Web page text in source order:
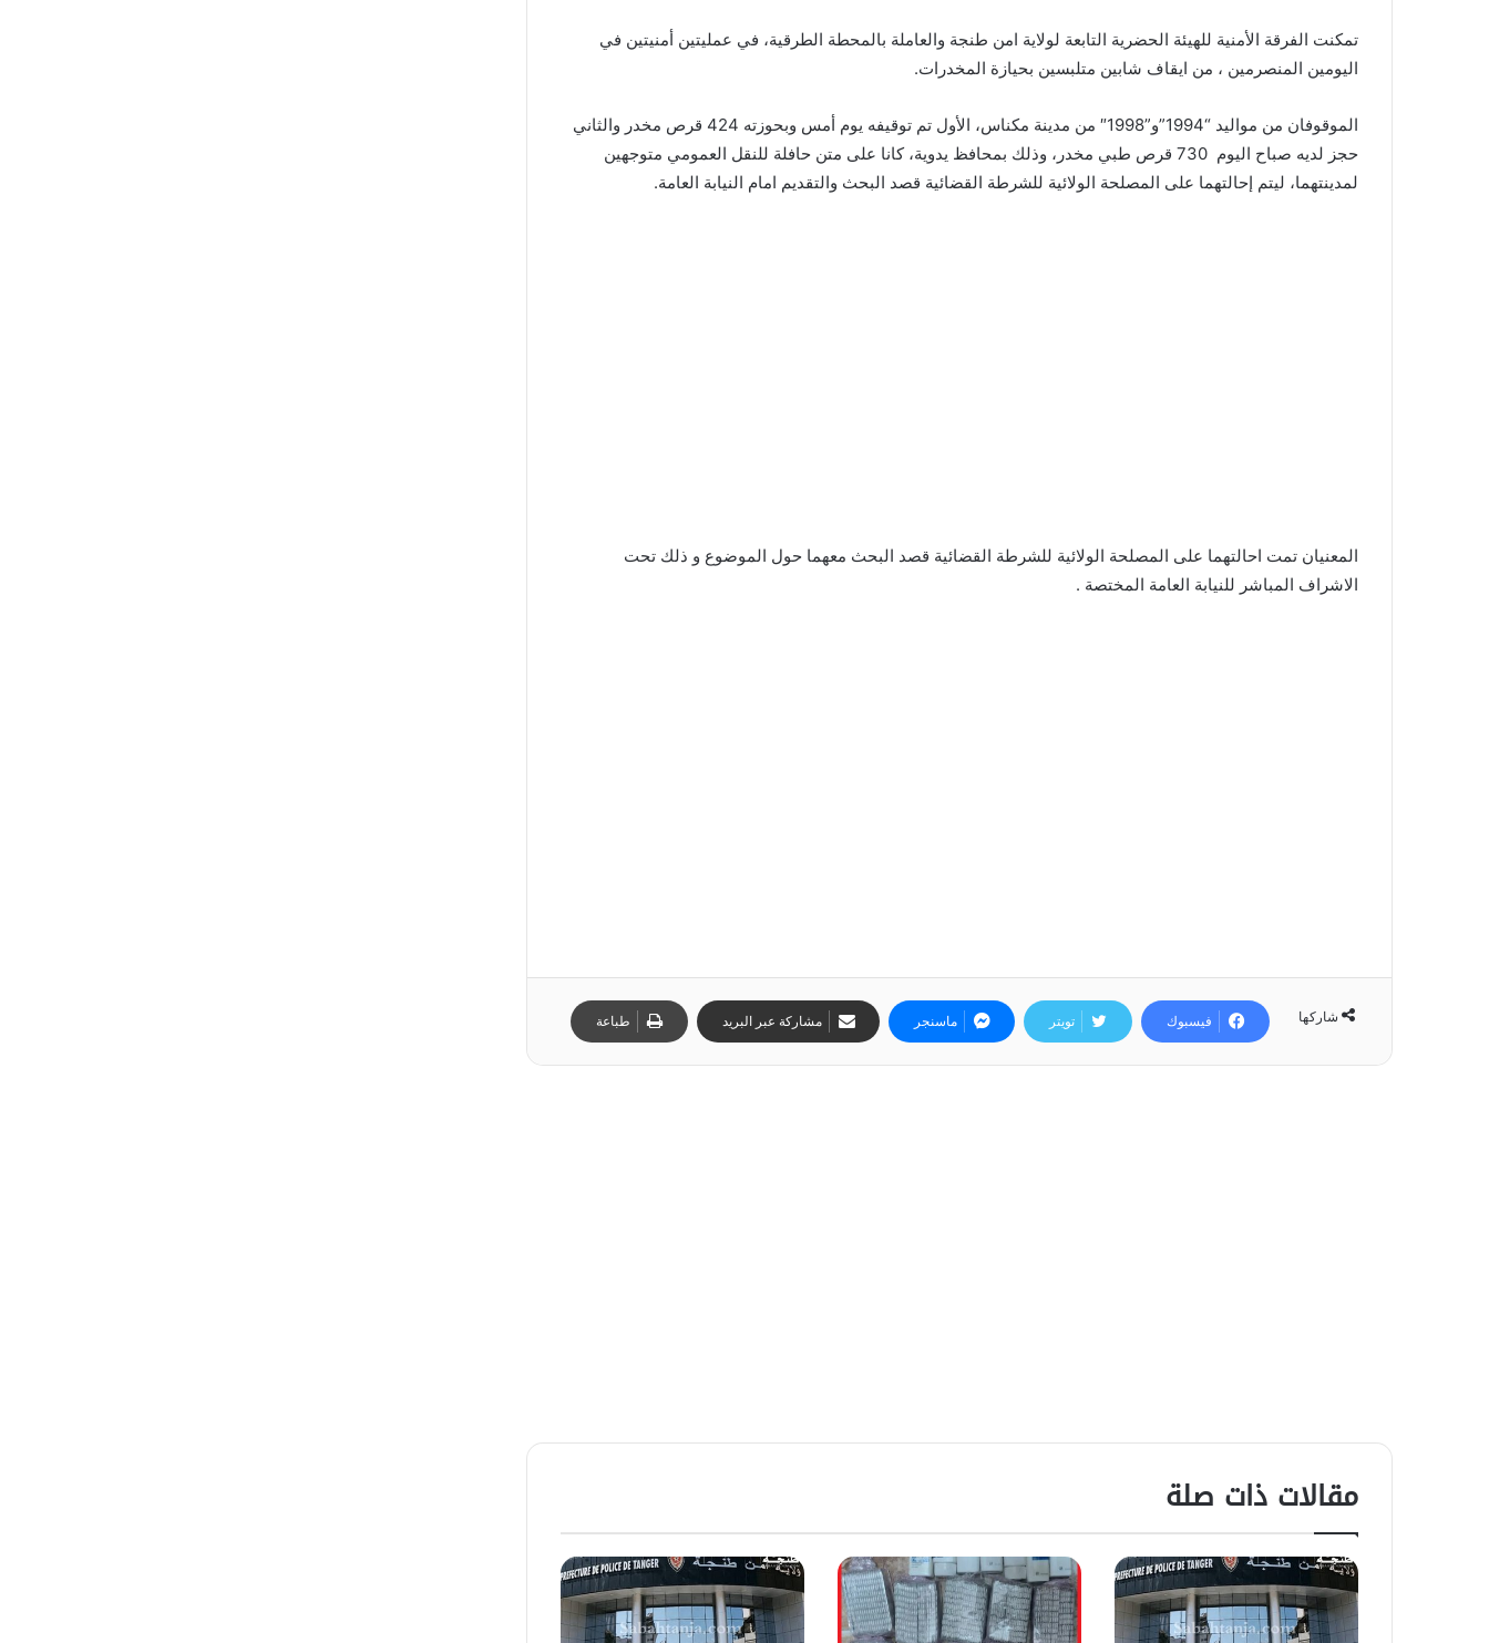
تمكنت الفرقة الأمنية للهيئة الحضرية التابعة لولاية امن طنجة والعاملة بالمحطة الطرقية، في عمليتين أمنيتين في
اليومين المنصرمين ، من ايقاف شابين متلبسين بحيازة المخدرات.
الموقوفان من مواليد “1994”و”1998″ من مدينة مكناس، الأول تم توقيفه يوم أمس وبحوزته 424 قرص مخدر والثاني
حجز لديه صباح اليوم 730 قرص طبي مخدر، وذلك بمحافظ يدوية، كانا على متن حافلة للنقل العمومي متوجهين
لمدينتهما، ليتم إحالتهما على المصلحة الولائية للشرطة القضائية قصد البحث والتقديم امام النيابة العامة.
المعنيان تمت احالتهما على المصلحة الولائية للشرطة القضائية قصد البحث معهما حول الموضوع و ذلك تحت
الاشراف المباشر للنيابة العامة المختصة .
شاركها فيسبوك تويتر ماسنجر مشاركة عبر البريد طباعة
مقالات ذات صلة